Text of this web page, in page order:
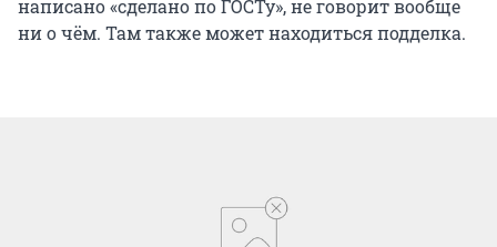
написано «сделано по ГОСТу», не говорит вообще
ни о чём. Там также может находиться подделка.